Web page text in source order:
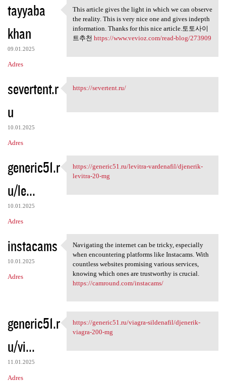
tayyaba
khan
09.01.2025
Adres
This article gives the light
This article gives the light in which we can observe
the reality. This is very nice one and gives indepth
information. Thanks for this nice article.토토사이
트추천 https://www.vevioz.com/read-blog/273909
severtent.r
u
10.01.2025
Adres
https://severtent.ru/
https://severtent.ru/
generic51.r
u/le...
10.01.2025
Adres
https://generic51.ru/levitra
https://generic51.ru/levitra-vardenafil/djenerik-
levitra-20-mg
instacams
10.01.2025
Adres
Navigating the internet can
Navigating the internet can be tricky, especially
when encountering platforms like Instacams. With
countless websites promising various services,
knowing which ones are trustworthy is crucial.
https://camround.com/instacams/
generic51.r
u/vi...
11.01.2025
Adres
https://generic51.ru/viagra
https://generic51.ru/viagra-sildenafil/djenerik-
viagra-200-mg